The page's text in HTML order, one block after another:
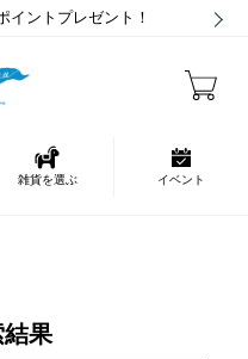
ントプレゼント！
雑貨を選ぶ イベント
果